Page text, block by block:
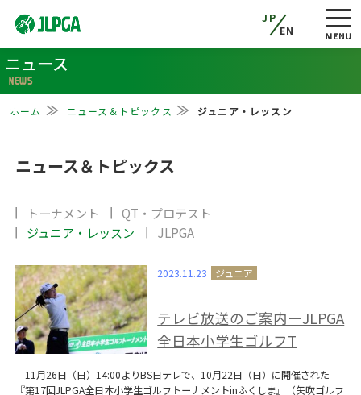
JP
EN
ニュース
NEWS
ホーム ニュース＆トピックス ジュニア・レッスン
ニュース＆トピックス
トーナメント
QT・プロテスト
ジュニア・レッスン
JLPGA
2023.11.23
テレビ放送のご案内ーJLPGA
全日本小学生ゴルフT
11月26日（日）14:00よりBS日テレで、10月22日（日）に開催された
『第17回JLPGA全日本小学生ゴルフトーナメントinふくしま』（矢吹ゴルフ